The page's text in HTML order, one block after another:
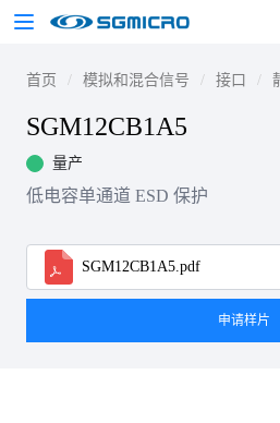
首页 模拟和混合信号 接口
SGM12CB1A5
量产
低电容单通道 ESD 保护
SGM12CB1A5.pdf
申请样片